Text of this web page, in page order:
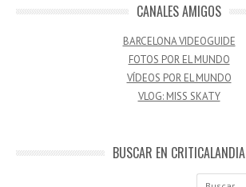
CANALES AMIGOS
BARCELONA VIDEOGUIDE
FOTOS POR EL MUNDO
VÍDEOS POR EL MUNDO
VLOG: MISS SKATY
BUSCAR EN CRITICALANDIA
Buscar